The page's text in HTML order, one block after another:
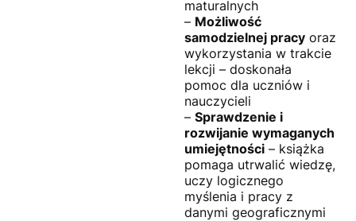
maturalnych
– Możliwość
samodzielnej pracy oraz
wykorzystania w trakcie
lekcji – doskonała
pomoc dla uczniów i
nauczycieli
– Sprawdzenie i
rozwijanie wymaganych
umiejętności – książka
pomaga utrwalić wiedzę,
uczy logicznego
myślenia i pracy z
danymi geograficznymi